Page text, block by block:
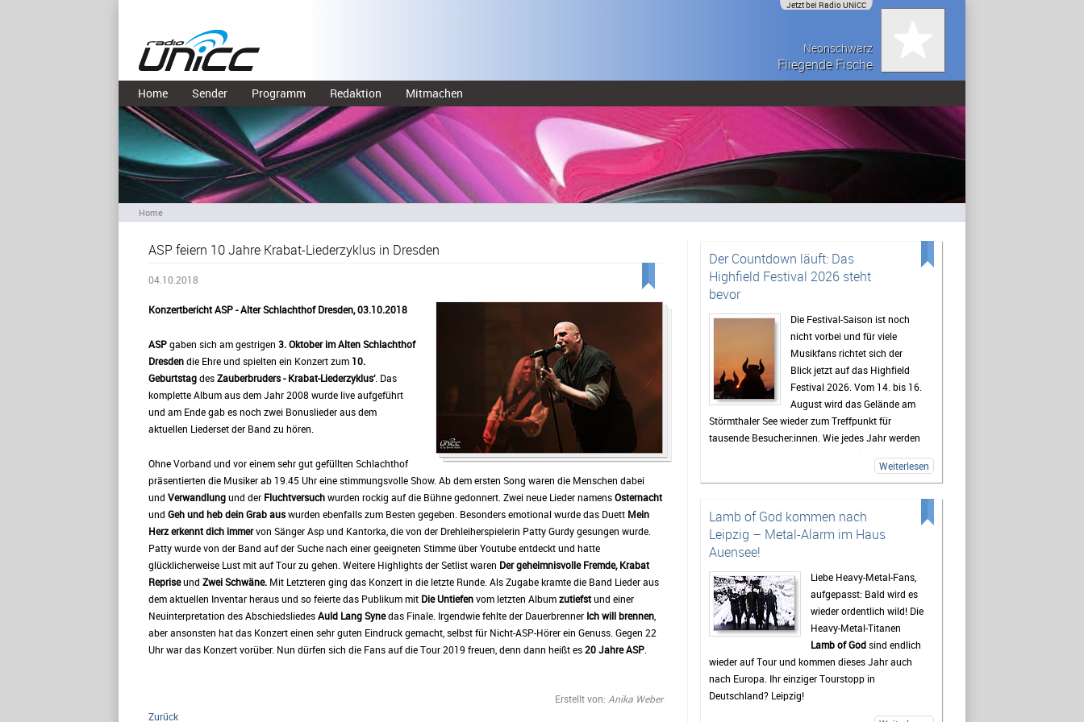
Jetzt bei Radio UNiCC
Neonschwarz
Fliegende Fische
Home Sender Programm Redaktion Mitmachen
Home
ASP feiern 10 Jahre Krabat-Liederzyklus in Dresden
04.10.2018
Konzertbericht ASP - Alter Schlachthof Dresden, 03.10.2018
ASPgaben sich am gestrigen 3. Oktober im Alten Schlachthof
Dresdendie Ehre und spielten ein Konzert zum 10.
GeburtstagdesZauberbruders - Krabat-Liederzyklus‘. Das
komplette Album aus dem Jahr 2008 wurde live aufgeführt
und am Ende gab es noch zwei Bonuslieder aus dem
aktuellen Liederset der Band zu hören.
Ohne Vorband und vor einem sehr gut gefüllten Schlachthof
präsentierten die Musiker ab 19.45 Uhr eine stimmungsvolle Show. Ab dem ersten Song waren die Menschen dabei
und Verwandlungund der Fluchtversuchwurden rockig auf die Bühne gedonnert. Zwei neue Lieder namensOsternacht
und Geh und heb dein Grab auswurden ebenfalls zum Besten gegeben. Besonders emotional wurde das Duett Mein
Herz erkennt dich immervon Sänger Asp und Kantorka, die von der Drehleiherspielerin Patty Gurdy gesungen wurde.
Patty wurde von der Band auf der Suche nach einer geeigneten Stimme über Youtube entdeckt und hatte
glücklicherweise Lust mit auf Tour zu gehen. Weitere Highlights der Setlist waren Der geheimnisvolle Fremde,Krabat
Repriseund Zwei Schwäne. Mit Letzteren ging das Konzert in die letzte Runde. Als Zugabe kramte die Band Lieder aus
dem aktuellen Inventar heraus und so feierte das Publikum mit Die Untiefenvom letzten Albumzutiefstund einer
Neuinterpretation des AbschiedsliedesAuld Lang Synedas Finale. Irgendwie fehlte der Dauerbrenner Ich will brennen
aber ansonsten hat das Konzert einen sehr guten Eindruck gemacht, selbst für Nicht-ASP-Hörer ein Genuss. Gegen 22
Uhr war das Konzert vorüber. Nun dürfen sich die Fans auf die Tour 2019 freuen, denn dann heißt es20 Jahre ASP
Erstellt von: Anika Weber
Zurück
Der Countdown läuft: Das
Highfield Festival 2026 steht
bevor
Die Festival-Saison ist noch
nicht vorbei und für viele
Musikfans richtet sich der
Blick jetzt auf das Highfield
Festival 2026. Vom 14. bis 16.
August wird das Gelände am
Störmthaler See wieder zum Treffpunkt für
tausende Besucher:innen. Wie jedes Jahr werden
zahlreiche Fans aus ganz Deutschland erwartet,
die sich auf drei Tage mit Live-Musik, Camping
Das Highfield gehört seit Jahren zu den
bekanntesten Festivals Deutschlands. Besonders
die Mischung aus Rock, Indie, Punk und Hip-Hop
sorgt dafür, dass jedes Jahr ein bunt gemischtes
Publikum zusammenkommt. Auch 2026 stehen
wieder viele bekannte Künstler auf dem
Programm, die Besucher vor den Bühnen zum
Feiern bringen sollen. Gerade die Headliner
werden mit Spannung erwartet, doch oft sind es
auch die kleineren Bands.
Mindestens genauso wichtig wie die Konzerte ist
für viele Gäste das Leben auf dem Campingplatz.
Dort beginnt das Festivalgefühl oft schon lange,
Weiterlesen
Lamb of God kommen nach
Leipzig – Metal-Alarm im Haus
Auensee!
Liebe Heavy-Metal-Fans,
aufgepasst: Bald wird es
wieder ordentlich wild! Die
Heavy-Metal-Titanen
Lamb of Godsind endlich
wieder auf Tour und kommen dieses Jahr auch
nach Europa. Ihr einziger Tourstopp in
Deutschland? Leipzig!